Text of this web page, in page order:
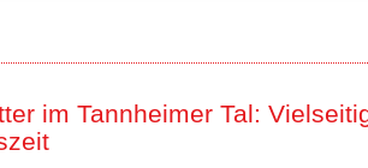
im Tannheimer Tal: